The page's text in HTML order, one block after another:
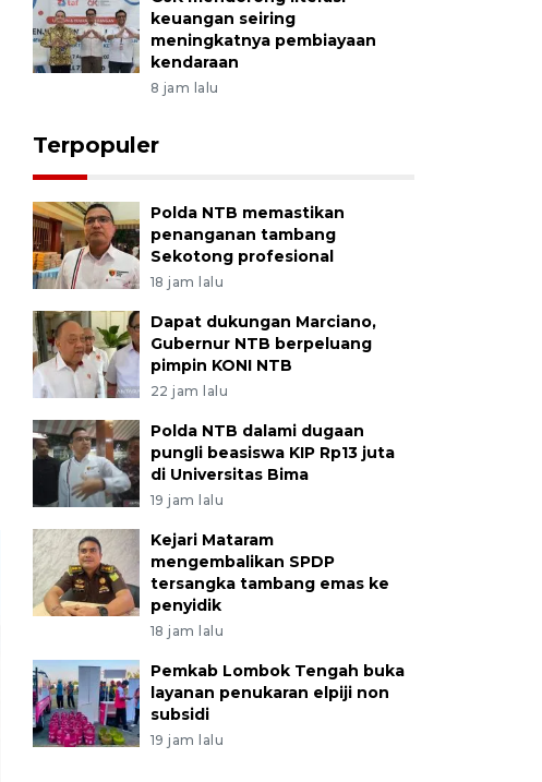
keuangan seiring
meningkatnya pembiayaan
kendaraan
8 jam lalu
Terpopuler
Polda NTB memastikan
penanganan tambang
Sekotong profesional
18 jam lalu
Dapat dukungan Marciano,
Gubernur NTB berpeluang
pimpin KONI NTB
22 jam lalu
Polda NTB dalami dugaan
pungli beasiswa KIP Rp13 juta
di Universitas Bima
19 jam lalu
Kejari Mataram
mengembalikan SPDP
tersangka tambang emas ke
penyidik
18 jam lalu
Pemkab Lombok Tengah buka
layanan penukaran elpiji non
subsidi
19 jam lalu